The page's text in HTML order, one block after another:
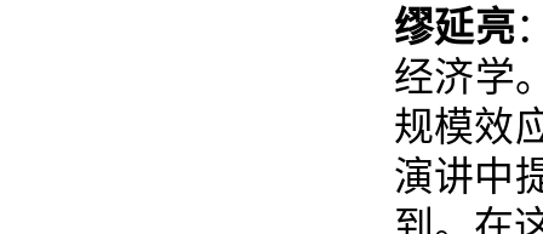
缪延亮
经济学
规模效
演讲中